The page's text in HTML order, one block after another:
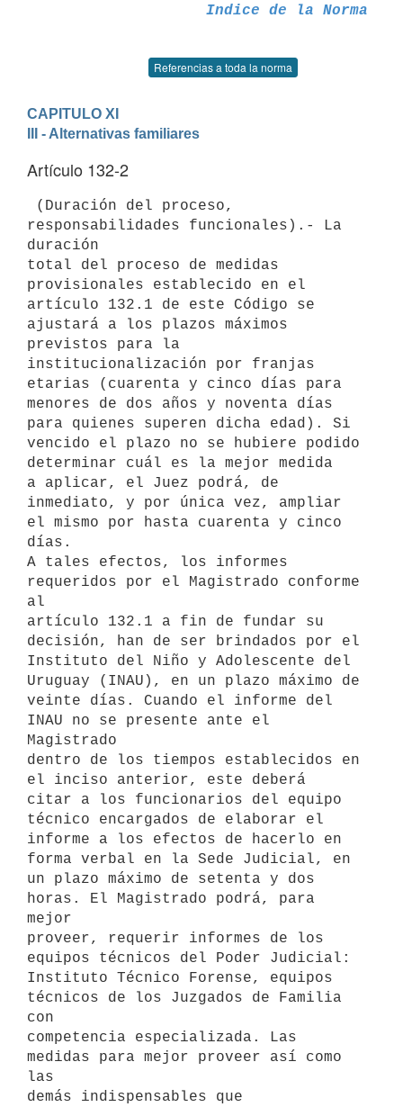
Indice de la Norma
Referencias a toda la norma
CAPITULO XI
III - Alternativas familiares
Artículo 132-2
responsabilidades funcionales).- La
duración
total del proceso de medidas
provisionales establecido en el
artículo 132.1 de este Código se
ajustará a los plazos máximos
previstos para la
institucionalización por franjas
etarias (cuarenta y cinco días para
menores de dos años y noventa días
para quienes superen dicha edad). Si
vencido el plazo no se hubiere podido
determinar cuál es la mejor medida
a aplicar, el Juez podrá, de
inmediato, y por única vez, ampliar
el mismo por hasta cuarenta y cinco
días.
A tales efectos, los informes
requeridos por el Magistrado conforme
al
artículo 132.1 a fin de fundar su
decisión, han de ser brindados por el
Instituto del Niño y Adolescente del
Uruguay (INAU), en un plazo máximo de
veinte días. Cuando el informe del
INAU no se presente ante el
Magistrado
dentro de los tiempos establecidos en
el inciso anterior, este deberá
citar a los funcionarios del equipo
técnico encargados de elaborar el
informe a los efectos de hacerlo en
forma verbal en la Sede Judicial, en
un plazo máximo de setenta y dos
horas. El Magistrado podrá, para
mejor
proveer, requerir informes de los
equipos técnicos del Poder Judicial:
Instituto Técnico Forense, equipos
técnicos de los Juzgados de Familia
con
competencia especializada. Las
medidas para mejor proveer así como
las
demás indispensables que